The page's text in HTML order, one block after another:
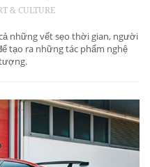
& CULTURE
những vết sẹo thời gian, người
tạo ra những tác phẩm nghệ